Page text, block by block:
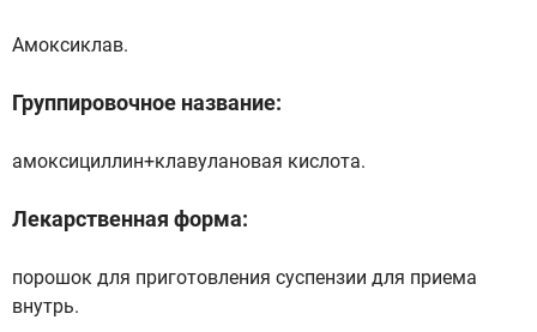
Амоксиклав.
Группировочное название:
амоксициллин+клавулановая кислота.
Лекарственная форма:
порошок для приготовления суспензии для приема
внутрь.